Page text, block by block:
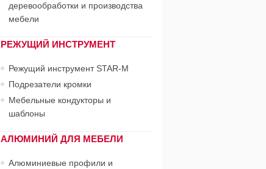
деревообработки и производства
мебели
РЕЖУЩИЙ ИНСТРУМЕНТ
Режущий инструмент STAR-М
Подрезатели кромки
Мебельные кондукторы и
шаблоны
АЛЮМИНИЙ ДЛЯ МЕБЕЛИ
Алюминиевые профили и